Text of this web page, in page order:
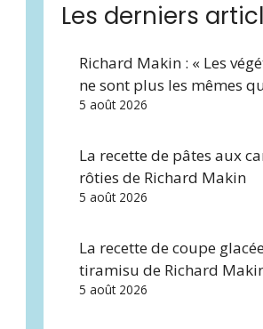
Les derniers
Richard Makin : « Les
ne sont plus les mêmes
5 août 2026
La recette de pâtes aux
rôties de Richard Makin
5 août 2026
La recette de coupe
tiramisu de Richard
5 août 2026